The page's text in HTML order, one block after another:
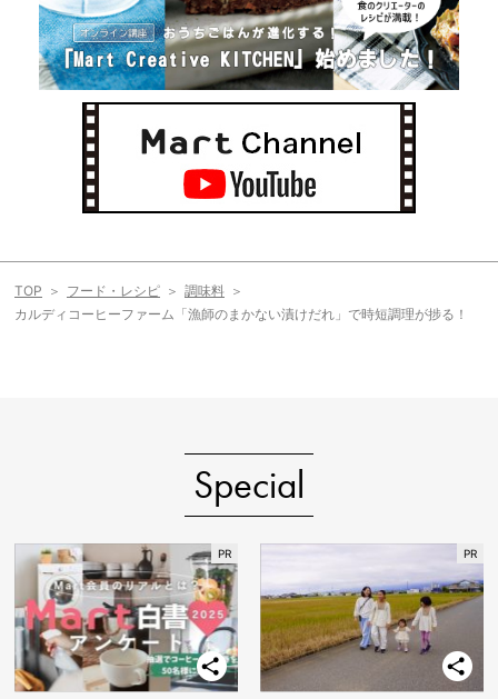
TOP フード・レシピ
調味料
カルディコーヒーファーム「漁師のまかない漬けだれ」で時短調理が捗る！
Special